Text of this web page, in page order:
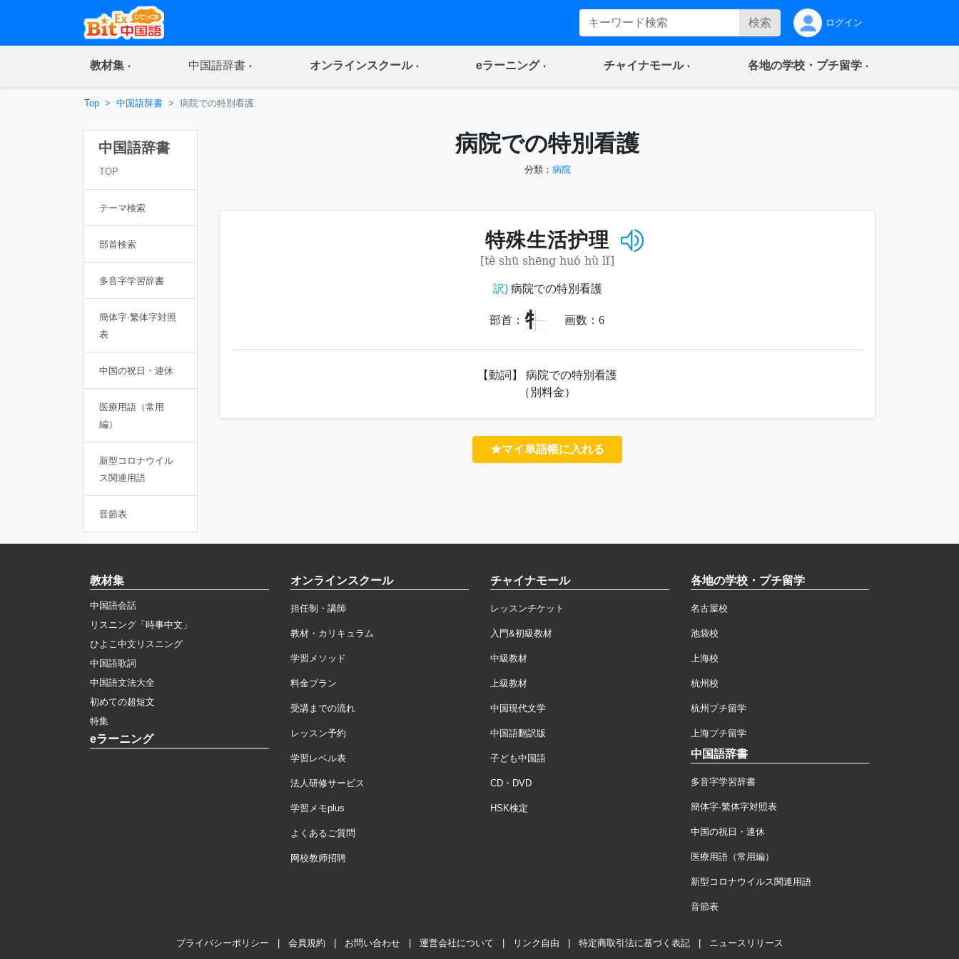
検索 ログイン
教材集(current) 中国語辞書(current) オンラインスクール(current) eラーニング(current) チャイナモール(current) 各地の学校・プチ留学(current)
Top 中国語辞書 病院での特別看護
中国語辞書
TOP
テーマ検索
部首検索
多音字学習辞書
簡体字·繁体字対照
表
中国の祝日・連休
医療用語（常用
編）
新型コロナウイル
ス関連用語
音節表
病院での特別看護
分類： 病院
特殊生活护理
[tè shū shēng huó hù lǐ]
訳)病院での特別看護
部首： 牜 画数： 6
【動詞】 病院での特別看護
（別料金）
★マイ単語帳に入れる
教材集
中国語会話
リスニング「時事中文」
ひよこ中文リスニング
中国語歌詞
中国語文法大全
初めての超短文
特集
eラーニング
オンラインスクール
担任制・講師
教材・カリキュラム
学習メソッド
料金プラン
受講までの流れ
レッスン予約
学習レベル表
法人研修サービス
学習メモplus
よくあるご質問
网校教师招聘
チャイナモール
レッスンチケット
入門&初級教材
中級教材
上級教材
中国現代文学
中国語翻訳版
子ども中国語
CD・DVD
HSK検定
各地の学校・プチ留学
名古屋校
池袋校
上海校
杭州校
杭州プチ留学
上海プチ留学
中国語辞書
多音字学習辞書
簡体字·繁体字対照表
中国の祝日・連休
医療用語（常用編）
新型コロナウイルス関連用語
音節表
プライバシーポリシー 会員規約 お問い合わせ 運営会社について リンク自由 特定商取引法に基づく表記 ニュースリリース